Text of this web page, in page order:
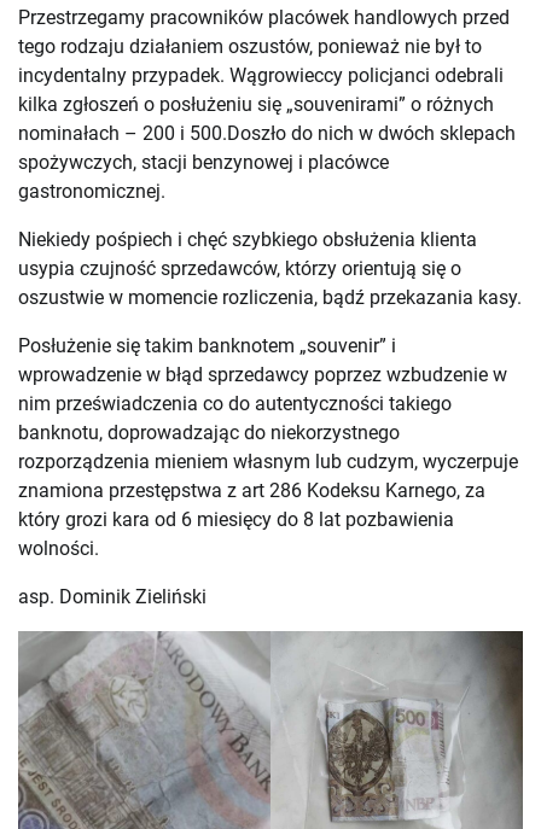
Przestrzegamy pracowników placówek handlowych przed
tego rodzaju działaniem oszustów, ponieważ nie był to
incydentalny przypadek. Wągrowieccy policjanci odebrali
kilka zgłoszeń o posłużeniu się „souvenirami” o różnych
nominałach – 200 i 500.Doszło do nich w dwóch sklepach
spożywczych, stacji benzynowej i placówce
gastronomicznej.
Niekiedy pośpiech i chęć szybkiego obsłużenia klienta
usypia czujność sprzedawców, którzy orientują się o
oszustwie w momencie rozliczenia, bądź przekazania kasy.
Posłużenie się takim banknotem „souvenir” i
wprowadzenie w błąd sprzedawcy poprzez wzbudzenie w
nim przeświadczenia co do autentyczności takiego
banknotu, doprowadzając do niekorzystnego
rozporządzenia mieniem własnym lub cudzym, wyczerpuje
znamiona przestępstwa z art 286 Kodeksu Karnego, za
który grozi kara od 6 miesięcy do 8 lat pozbawienia
wolności.
asp. Dominik Zieliński